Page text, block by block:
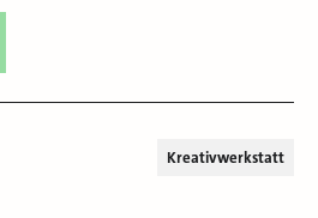
Kreativwerkstatt